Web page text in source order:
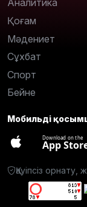
Аналитика
Қоғам
Мәдениет
Сұхбат
Спорт
Бейне
Мобильді
Download on the
App
Қауіпсіз